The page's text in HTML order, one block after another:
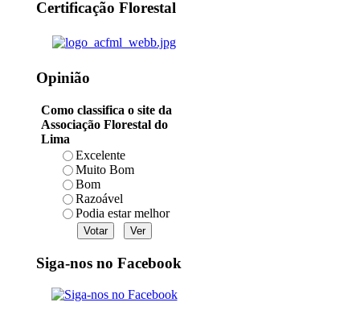
Certificação Florestal
Opinião
Como classifica o site da
Associação Florestal do
Lima
Excelente
Muito Bom
Bom
Razoável
Podia estar melhor
Siga-nos no Facebook